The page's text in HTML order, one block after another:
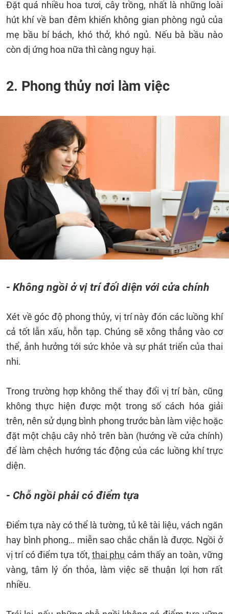
Đặt quá nhiều hoa tươi, cây trồng, nhất là những loài
hút khí về ban đêm khiến không gian phòng ngủ của
mẹ bầu bí bách, khó thở, khó ngủ. Nếu bà bầu nào
còn dị ứng hoa nữa thì càng nguy hại.
2. Phong thủy nơi làm việc
- Không ngồi ở vị trí đối diện với cửa chính
Xét về góc độ phong thủy, vị trí này đón các luồng khí
cả tốt lẫn xấu, hỗn tạp. Chúng sẽ xông thẳng vào cơ
thể, ảnh hưởng tới sức khỏe và sự phát triển của thai
nhi.
Trong trường hợp không thể thay đổi vị trí bàn, cũng
không thực hiện được một trong số cách hóa giải
trên, nên sử dụng bình phong trước bàn làm việc hoặc
đặt một chậu cây nhỏ trên bàn (hướng về cửa chính)
để làm chệch hướng tác động của các luồng khí trực
diện.
- Chỗ ngồi phải có điểm tựa
Điểm tựa này có thể là tường, tủ kê tài liệu, vách ngăn
hay bình phong… miễn sao chắc chắn là được. Ngồi ở
vị trí có điểm tựa tốt, thai phụ cảm thấy an toàn, vững
vàng, tâm lý ổn thỏa, làm việc sẽ thuận lợi hơn rất
nhiều.